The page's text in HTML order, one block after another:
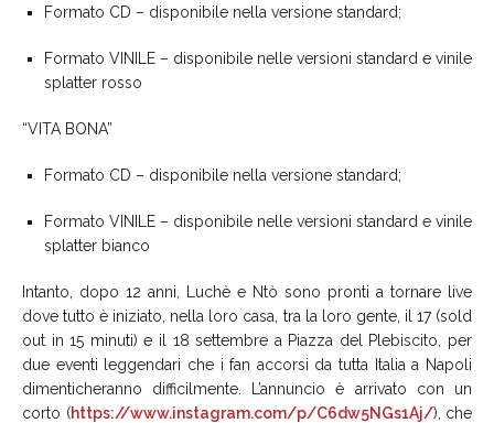
Formato CD – disponibile nella versione standard;
Formato VINILE – disponibile nelle versioni standard e vinile
splatter rosso
“VITA BONA”
Formato CD – disponibile nella versione standard;
Formato VINILE – disponibile nelle versioni standard e vinile
splatter bianco
Intanto, dopo 12 anni, Luchè e Ntò sono pronti a tornare live
dove tutto è iniziato, nella loro casa, tra la loro gente, il 17 (sold
out in 15 minuti) e il 18 settembre a Piazza del Plebiscito, per
due eventi leggendari che i fan accorsi da tutta Italia a Napoli
dimenticheranno difficilmente. L’annuncio è arrivato con un
corto (https://www.instagram.com/p/C6dw5NGs1Aj/), che